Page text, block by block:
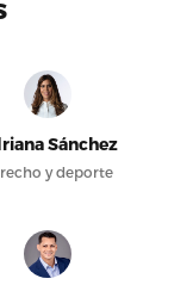
Sánchez
y deporte